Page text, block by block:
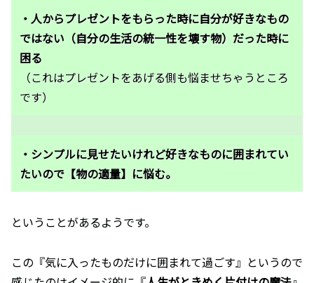
・人からプレゼントをもらった時に自分が好きなもの
ではない（自分の生活の統一性を壊す物）だった時に
困る
（これはプレゼントをあげる側も悩ませちゃうところ
です）
・シンプルに見せたいけれど好きなものに囲まれてい
たいので【物の適量】に悩む。
ということがあるようです。
この『気に入ったものだけに囲まれて過ごす』というので